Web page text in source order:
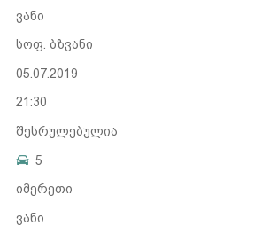
ვანი
სოფ. ბზვანი
05.07.2019
21:30
შესრულებულია
5
იმერეთი
ვანი